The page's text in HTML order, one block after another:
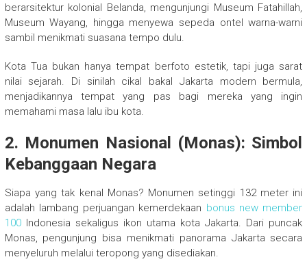
berarsitektur kolonial Belanda, mengunjungi Museum Fatahillah,
Museum Wayang, hingga menyewa sepeda ontel warna-warni
sambil menikmati suasana tempo dulu.
Kota Tua bukan hanya tempat berfoto estetik, tapi juga sarat
nilai sejarah. Di sinilah cikal bakal Jakarta modern bermula,
menjadikannya tempat yang pas bagi mereka yang ingin
memahami masa lalu ibu kota.
2. Monumen Nasional (Monas): Simbol
Kebanggaan Negara
Siapa yang tak kenal Monas? Monumen setinggi 132 meter ini
adalah lambang perjuangan kemerdekaan bonus new member
100Indonesia sekaligus ikon utama kota Jakarta. Dari puncak
Monas, pengunjung bisa menikmati panorama Jakarta secara
menyeluruh melalui teropong yang disediakan.